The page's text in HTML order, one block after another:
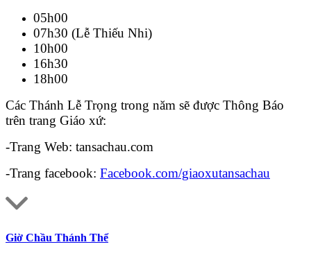
05h00
07h30 (Lễ Thiếu Nhi)
10h00
16h30
18h00
Các Thánh Lễ Trọng trong năm sẽ được Thông Báo
trên trang Giáo xứ:
-Trang Web: tansachau.com
-Trang facebook: Facebook.com/giaoxutansachau
Giờ Chầu Thánh Thể